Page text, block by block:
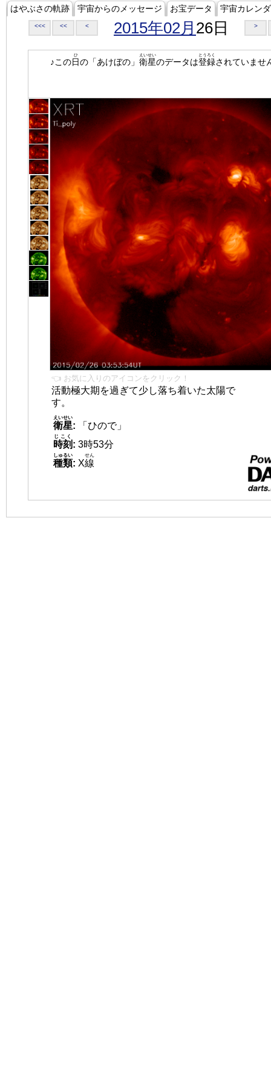
はやぶさの軌跡 宇宙からのメッセージ お宝データ 宇宙カレン
<<< << < 2015年02月 26日 >
♪この日
ひ
の「あけぼの」 衛星
えいせい
のデータは登録
とうろく
されていませ
👈 お気に入りのアイコンをクリック！
活動極大期を過ぎて少し落ち着いた太陽で
す。
衛星
えいせい
:
「ひので」
時刻
じこく
: 3時53分
種類
しゅるい
: X線
せん